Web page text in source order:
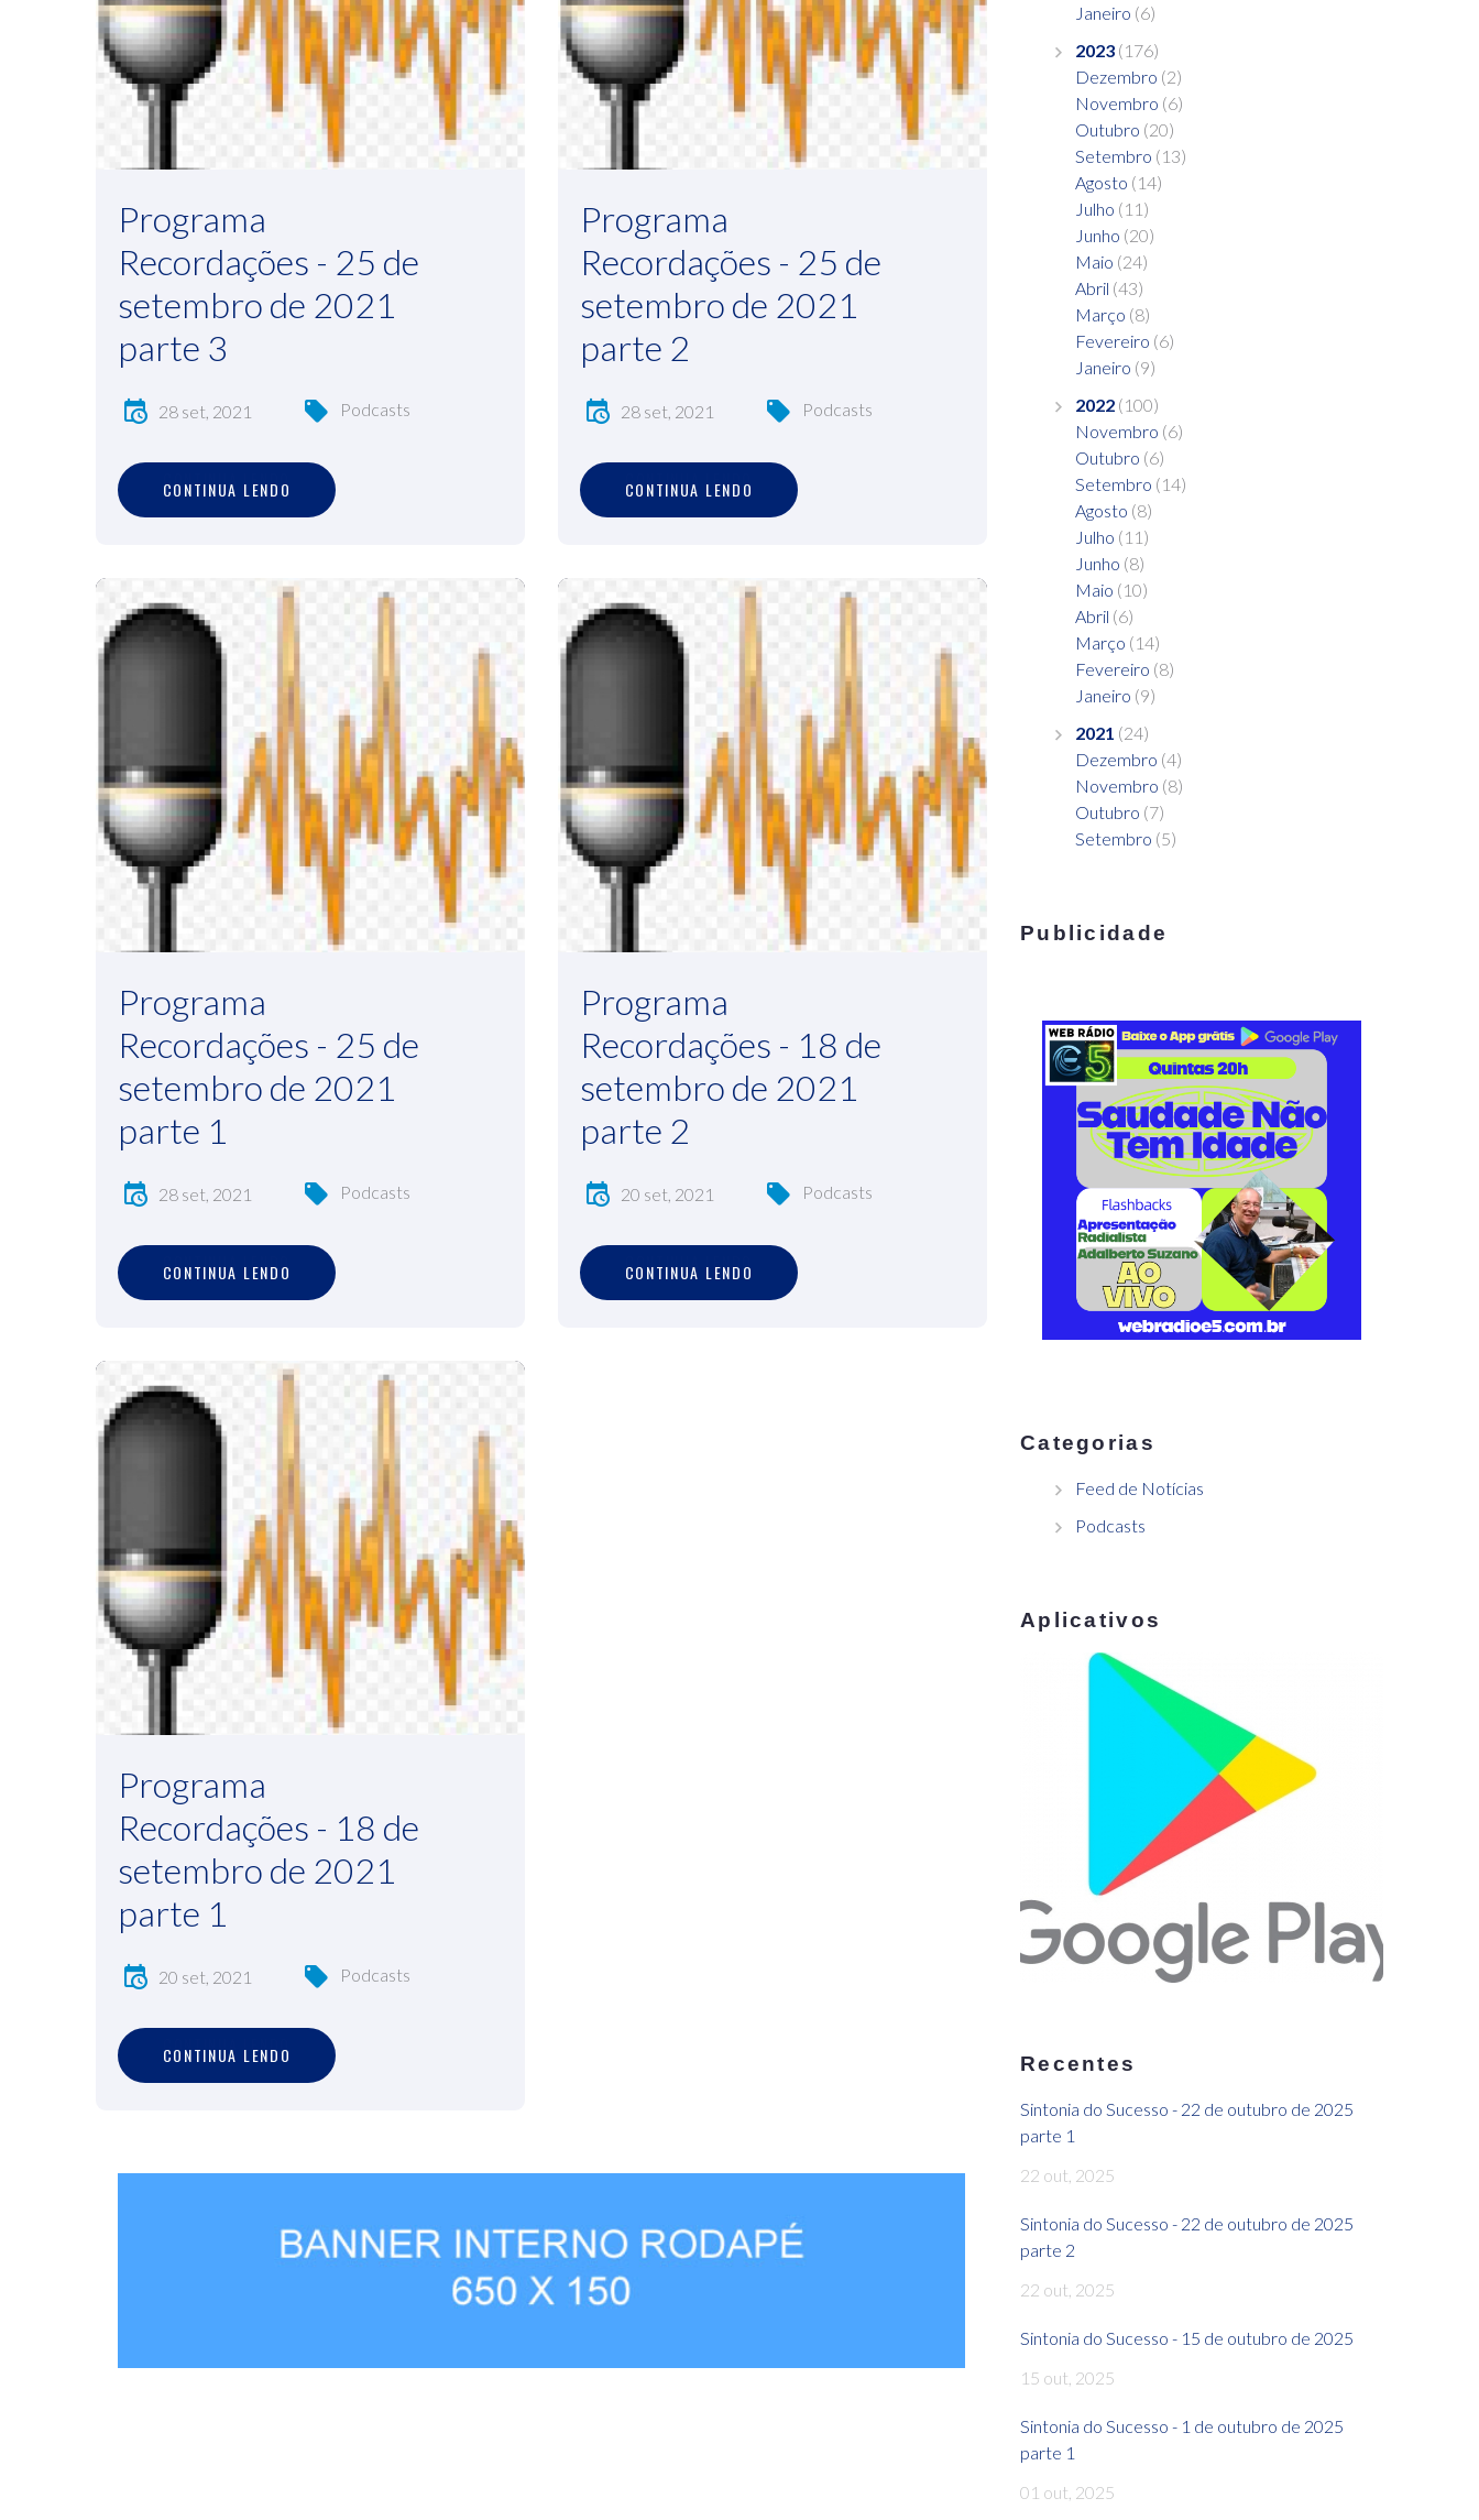
Programa
Recordações - 25 de
setembro de 2021
parte 3
28 set, 2021 Podcasts
CONTINUA LENDO
Programa
Recordações - 25 de
setembro de 2021
parte 2
28 set, 2021 Podcasts
CONTINUA LENDO
Programa
Recordações - 25 de
setembro de 2021
parte 1
28 set, 2021 Podcasts
CONTINUA LENDO
Programa
Recordações - 18 de
setembro de 2021
parte 2
20 set, 2021 Podcasts
CONTINUA LENDO
Programa
Recordações - 18 de
setembro de 2021
parte 1
20 set, 2021 Podcasts
CONTINUA LENDO
Janeiro (6)
2023 (176)
Dezembro (2)
Novembro (6)
Outubro (20)
Setembro (13)
Agosto (14)
Julho (11)
Junho (20)
Maio (24)
Abril (43)
Março (8)
Fevereiro (6)
Janeiro (9)
2022 (100)
Novembro (6)
Outubro (6)
Setembro (14)
Agosto (8)
Julho (11)
Junho (8)
Maio (10)
Abril (6)
Março (14)
Fevereiro (8)
Janeiro (9)
2021 (24)
Dezembro (4)
Novembro (8)
Outubro (7)
Setembro (5)
Publicidade
Categorias
Feed de Notícias
Podcasts
Aplicativos
Recentes
Sintonia do Sucesso - 22 de outubro de 2025
parte 1
22 out, 2025
Sintonia do Sucesso - 22 de outubro de 2025
parte 2
22 out, 2025
Sintonia do Sucesso - 15 de outubro de 2025
15 out, 2025
Sintonia do Sucesso - 1 de outubro de 2025
parte 1
01 out, 2025